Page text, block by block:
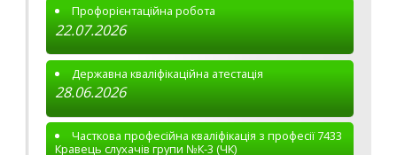
Профорієнтаційна робота
22.07.2026
Державна кваліфікаційна атестація
28.06.2026
Часткова професійна кваліфікація з професії 7433
Кравець слухачів групи №К-3 (ЧК)